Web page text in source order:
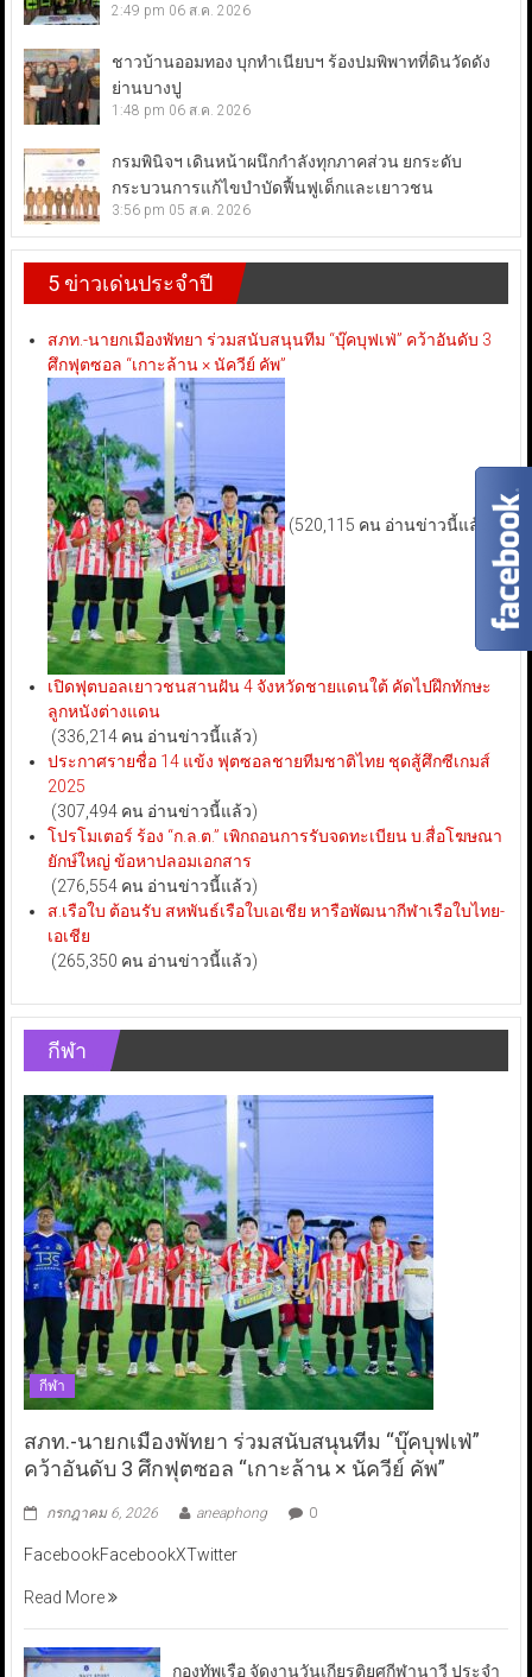
2:49 pm 06 ส.ค. 2026
ชาวบ้านออมทอง บุกทำเนียบฯ ร้องปมพิพาทที่ดินวัดดัง
ย่านบางปู
1:48 pm 06 ส.ค. 2026
กรมพินิจฯ เดินหน้าผนึกกำลังทุกภาคส่วน ยกระดับ
กระบวนการแก้ไขบำบัดฟื้นฟูเด็กและเยาวชน
3:56 pm 05 ส.ค. 2026
5 ข่าวเด่นประจำปี
สภท.-นายกเมืองพัทยา ร่วมสนับสนุนทีม “บุ๊คบุฟเฟ่” คว้าอันดับ 3
ศึกฟุตซอล “เกาะล้าน × นัควีย์ คัพ”
(520,115 คน อ่านข่าวนี้แล้ว)
เปิดฟุตบอลเยาวชนสานฝัน 4 จังหวัดชายแดนใต้ คัดไปฝึกทักษะ
ลูกหนังต่างแดน
(336,214 คน อ่านข่าวนี้แล้ว)
ประกาศรายชื่อ 14 แข้ง ฟุตซอลชายทีมชาติไทย ชุดสู้ศึกซีเกมส์
2025
(307,494 คน อ่านข่าวนี้แล้ว)
โปรโมเตอร์ ร้อง “ก.ล.ต.” เพิกถอนการรับจดทะเบียน บ.สื่อโฆษณา
ยักษ์ใหญ่ ข้อหาปลอมเอกสาร
(276,554 คน อ่านข่าวนี้แล้ว)
ส.เรือใบ ต้อนรับ สหพันธ์เรือใบเอเชีย หารือพัฒนากีฬาเรือใบไทย-
เอเชีย
(265,350 คน อ่านข่าวนี้แล้ว)
กีฬา
กีฬา
สภท.-นายกเมืองพัทยา ร่วมสนับสนุนทีม “บุ๊คบุฟเฟ่”
คว้าอันดับ 3 ศึกฟุตซอล “เกาะล้าน × นัควีย์ คัพ”
กรกฎาคม 6, 2026 aneaphong 0
FacebookFacebookXTwitter
Read More
กองทัพเรือ จัดงานวันเกียรติยศกีฬานาวี ประจำ